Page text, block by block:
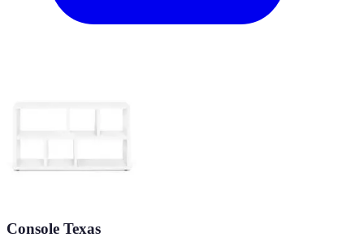
Console Texas